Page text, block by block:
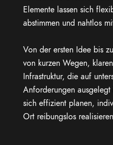
Elemente lassen sich
abstimmen und nahtlos
Von der ersten Idee bis
von kurzen Wegen,
Infrastruktur, die auf
Anforderungen ausgelegt
sich effizient planen,
Ort reibungslos